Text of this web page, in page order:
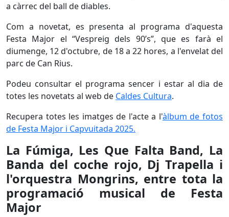
a càrrec del ball de diables.
Com a novetat, es presenta al programa d'aquesta
Festa Major el “Vespreig dels 90’s”, que es farà el
diumenge, 12 d'octubre, de 18 a 22 hores, a l'envelat del
parc de Can Rius.
Podeu consultar el programa sencer i estar al dia de
totes les novetats al web de Caldes Cultura.
Recupera totes les imatges de l'acte a l'àlbum de fotos
de Festa Major i Capvuitada 2025.
La Fúmiga, Les Que Falta Band, La
Banda del coche rojo, Dj Trapella i
l'orquestra Mongrins, entre tota la
programació musical de Festa
Major